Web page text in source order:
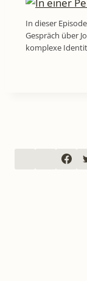
In dieser
Gespräch über
komplexe